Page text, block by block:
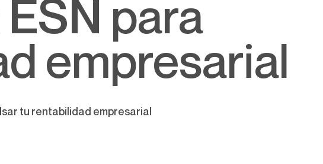
empresarial
tu rentabilidad empresarial